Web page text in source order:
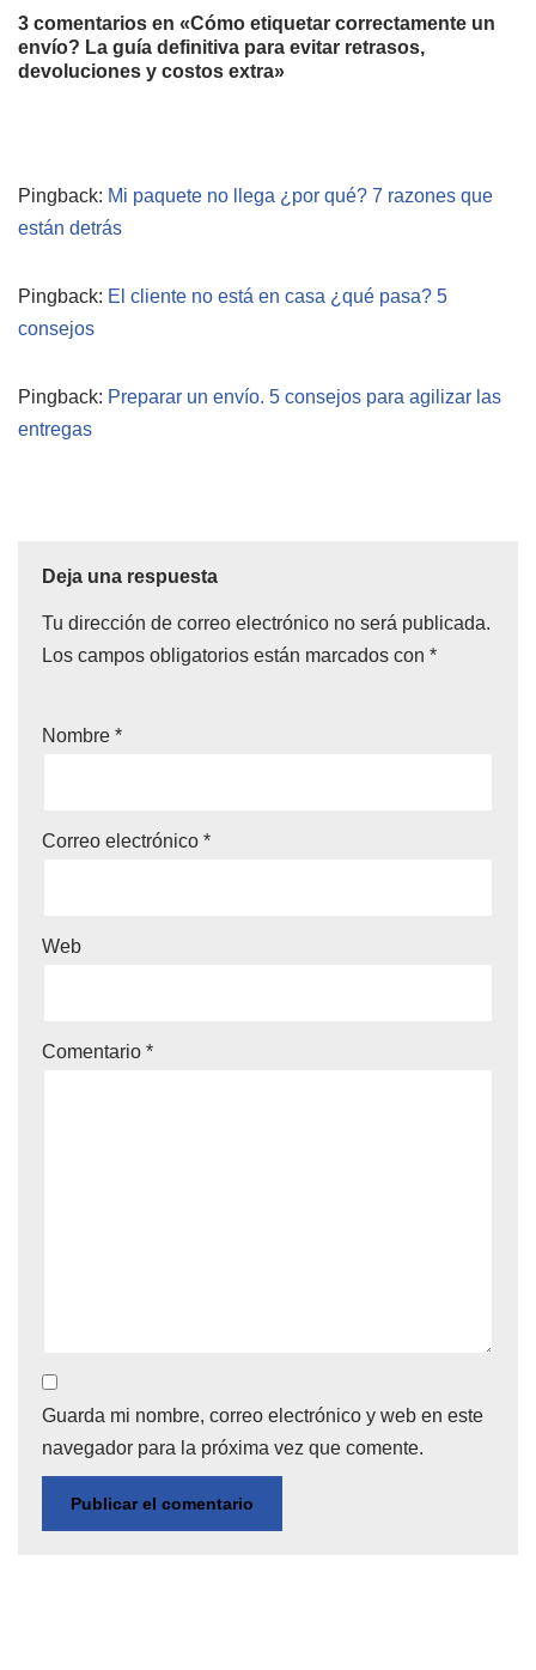
3 comentarios en «Cómo etiquetar correctamente un
envío? La guía definitiva para evitar retrasos,
devoluciones y costos extra»
Pingback: Mi paquete no llega ¿por qué? 7 razones que
están detrás
Pingback: El cliente no está en casa ¿qué pasa? 5
consejos
Pingback: Preparar un envío. 5 consejos para agilizar las
entregas
Deja una respuesta
Tu dirección de correo electrónico no será publicada.
Los campos obligatorios están marcados con *
Nombre *
Correo electrónico *
Web
Comentario *
Guarda mi nombre, correo electrónico y web en este
navegador para la próxima vez que comente.